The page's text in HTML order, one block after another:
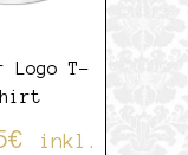
Logo T-
€
inkl.